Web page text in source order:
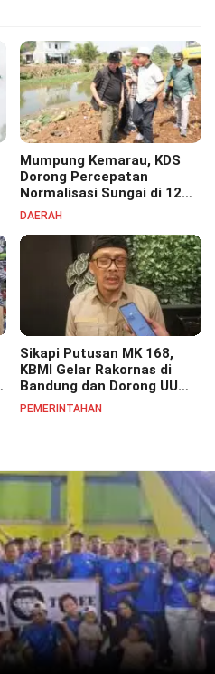
Mumpung Kemarau, KDS
Dorong Percepatan
Normalisasi Sungai di 12
Kecamatan Tekan Resiko
DAERAH
Sikapi Putusan MK 168,
KBMI Gelar Rakornas di
Bandung dan Dorong UU
Perlindungan Pekerja
PEMERINTAHAN